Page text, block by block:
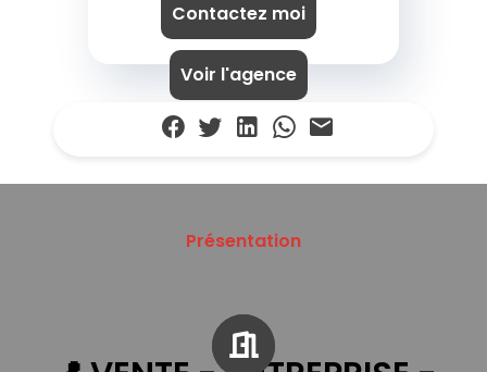
Contactez moi
Voir l'agence
Présentation